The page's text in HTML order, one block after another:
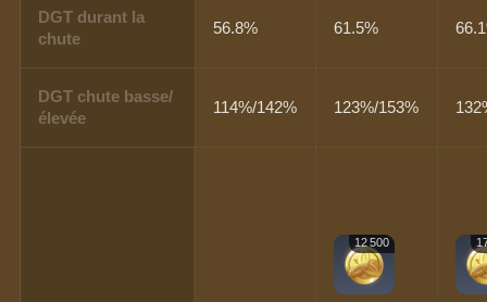
DGT durant la
chute
56.8% 61.5%
DGT chute basse/
élevée
114%/142% 123%/153%
12 500